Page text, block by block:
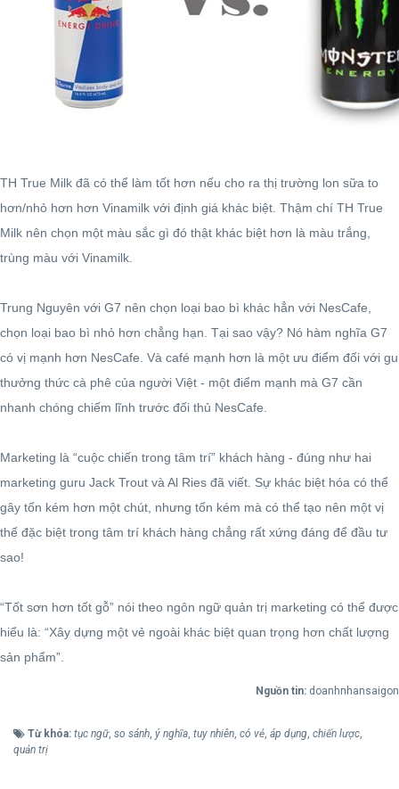
TH True Milk đã có thể làm tốt hơn nếu cho ra thị trường lon sữa to
hơn/nhỏ hơn hơn Vinamilk với định giá khác biệt. Thậm chí TH True
Milk nên chọn một màu sắc gì đó thật khác biệt hơn là màu trắng,
trùng màu với Vinamilk.
Trung Nguyên với G7 nên chọn loại bao bì khác hẳn với NesCafe,
chọn loại bao bì nhỏ hơn chẳng hạn. Tại sao vậy? Nó hàm nghĩa G7
có vị mạnh hơn NesCafe. Và café mạnh hơn là một ưu điểm đối với gu
thưởng thức cà phê của người Việt - một điểm mạnh mà G7 cần
nhanh chóng chiếm lĩnh trước đối thủ NesCafe.
Marketing là “cuộc chiến trong tâm trí” khách hàng - đúng như hai
marketing guru Jack Trout và Al Ries đã viết. Sự khác biệt hóa có thể
gây tốn kém hơn một chút, nhưng tốn kém mà có thể tạo nên một vị
thế đặc biệt trong tâm trí khách hàng chẳng rất xứng đáng để đầu tư
sao!
“Tốt sơn hơn tốt gỗ” nói theo ngôn ngữ quản trị marketing có thể được
hiểu là: “Xây dựng một vẻ ngoài khác biệt quan trọng hơn chất lượng
sản phẩm”.
Nguồn tin: doanhnhansaigon
Từ khóa: tục ngữ, so sánh, ý nghĩa, tuy nhiên, có vẻ, áp dụng, chiến lược,
quản trị